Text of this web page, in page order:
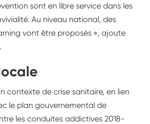
sont en libre service dans les
Au niveau national, des
vont être proposés », ajoute
contexte de crise sanitaire, en lien
le plan gouvernemental de
les conduites addictives 2018-